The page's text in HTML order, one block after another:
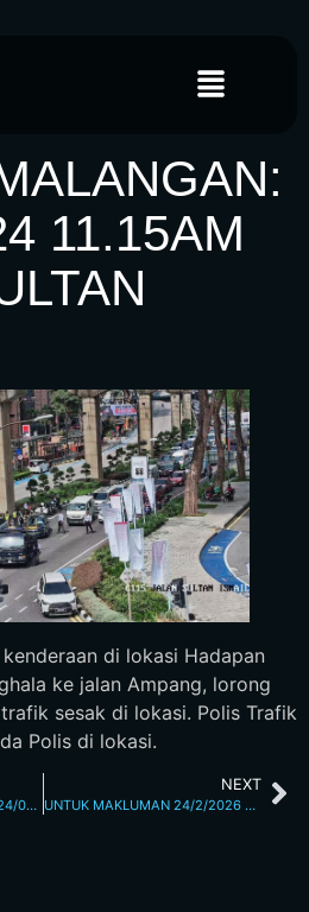
11.15AM
di lokasi Hadapan
ke jalan Ampang, lorong
sesak di lokasi. Polis Trafik
Polis di lokasi.
INFO KENDERAAN ROSAK: 24/02/2026 10.00AM JALAN TUANKU ABDUL HALIM
NEXT
UNTUK MAKLUMAN 24/2/2026 3:48PM